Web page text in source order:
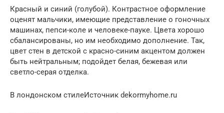
Красный и синий (голубой). Контрастное оформление
оценят мальчики, имеющие представление о гоночных
машинах, пепси-коле и человеке-пауке. Цвета хорошо
сбалансированы, но им необходимо дополнение. Так,
цвет стен в детской с красно-синим акцентом должен
быть нейтральным; подойдет белая, бежевая или
светло-серая отделка.
В лондонском стилеИсточник dekormyhome.ru